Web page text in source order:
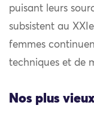
puisant leurs
subsistent au
femmes
techniques et de
Nos plus